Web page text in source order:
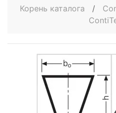
Корень каталога /